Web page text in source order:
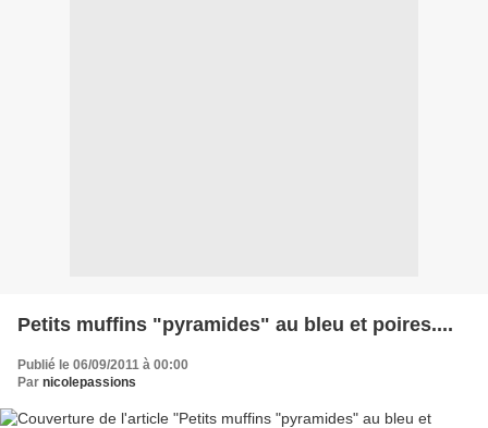
Petits muffins "pyramides" au bleu et poires....
Publié le 06/09/2011 à 00:00
Par nicolepassions